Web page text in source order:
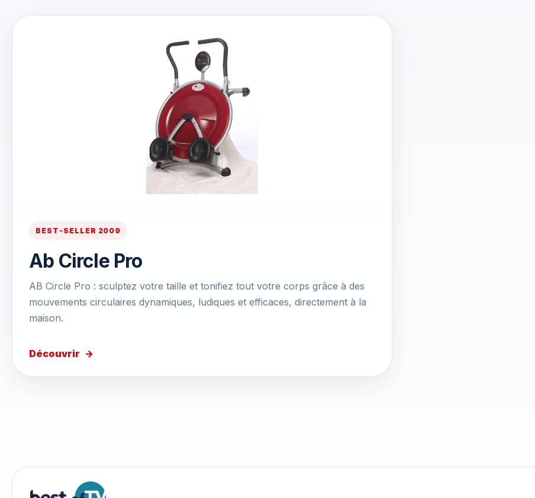
BEST-SELLER 2009
Ab Circle Pro
AB Circle Pro : sculptez votre taille et tonifiez tout votre corps grâce à des
mouvements circulaires dynamiques, ludiques et efficaces, directement à la
maison.
Découvrir